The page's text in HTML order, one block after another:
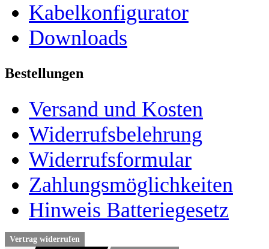
Kabelkonfigurator
Downloads
Bestellungen
Versand und Kosten
Widerrufsbelehrung
Widerrufsformular
Zahlungsmöglichkeiten
Hinweis Batteriegesetz
Vertrag widerrufen